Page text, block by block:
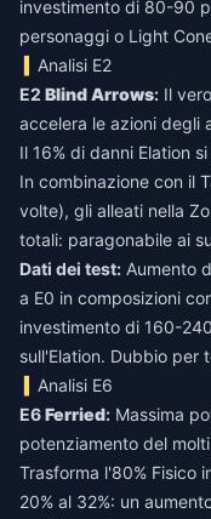
investimento di 80-90
personaggi o Light
Analisi E2
E2 Blind Arrows: Il
accelera le azioni degli
Il 16% di danni Elation
In combinazione con il
volte), gli alleati nella
totali: paragonabile ai
Dati dei test: Aumento
a E0 in composizioni
investimento di 160-
sull'Elation. Dubbio per
Analisi E6
E6Ferried: Massima
potenziamento del
Trasforma l'80% Fisico
20% al 32%: un